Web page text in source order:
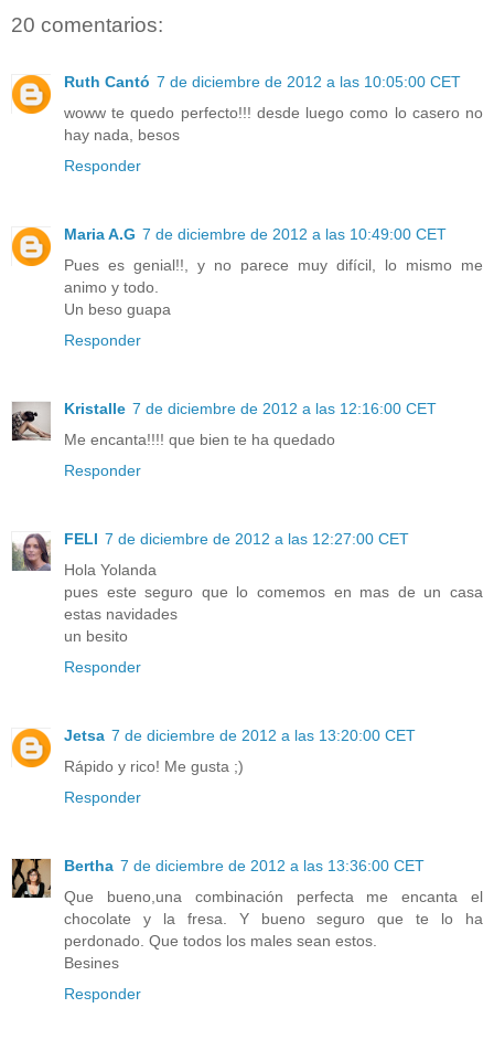
20 comentarios:
Ruth Cantó 7 de diciembre de 2012 a las 10:05:00 CET
woww te quedo perfecto!!! desde luego como lo casero no
hay nada, besos
Responder
Maria A.G 7 de diciembre de 2012 a las 10:49:00 CET
Pues es genial!!, y no parece muy difícil, lo mismo me
animo y todo.
Un beso guapa
Responder
Kristalle 7 de diciembre de 2012 a las 12:16:00 CET
Me encanta!!!! que bien te ha quedado
Responder
FELI 7 de diciembre de 2012 a las 12:27:00 CET
Hola Yolanda
pues este seguro que lo comemos en mas de un casa
estas navidades
un besito
Responder
Jetsa 7 de diciembre de 2012 a las 13:20:00 CET
Rápido y rico! Me gusta ;)
Responder
Bertha 7 de diciembre de 2012 a las 13:36:00 CET
Que bueno,una combinación perfecta me encanta el
chocolate y la fresa. Y bueno seguro que te lo ha
perdonado. Que todos los males sean estos.
Besines
Responder